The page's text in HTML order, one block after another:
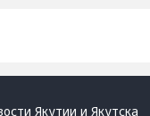
Якутии и Якутска